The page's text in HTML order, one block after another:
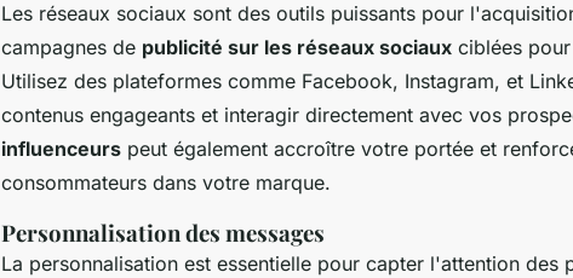
Les réseaux sociaux sont des outils puissants pour
campagnes de publicité sur les réseaux sociaux ciblées
Utilisez des plateformes comme Facebook, Instagram, et
contenus engageants et interagir directement avec vos
influenceurs peut également accroître votre portée et
consommateurs dans votre marque.
Personnalisation des messages
La personnalisation est essentielle pour capter l'attention des